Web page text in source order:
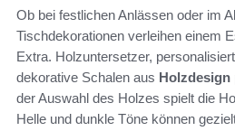
Ob bei festlichen Anlässen oder im
Tischdekorationen verleihen einem
Extra. Holzuntersetzer,
dekorative Schalen aus Holzdesign
der Auswahl des Holzes spielt die
Helle und dunkle Töne können